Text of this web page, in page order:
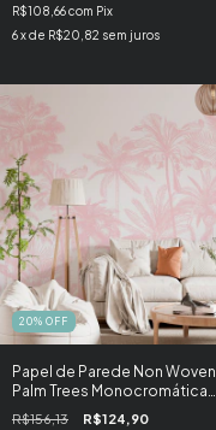
R$108,66com Pix
6x de R$20,82 sem juros
20% OFF
Papel de Parede Non Woven
Palm Trees Monocromática
Rose
R$156,13 R$124,90